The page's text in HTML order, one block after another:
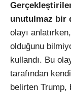
unutulmaz bir
olayı
olduğunu
kullandı. Bu
tarafından
belirten Trump,